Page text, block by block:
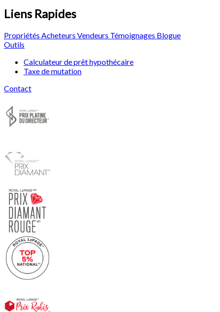
Liens Rapides
Propriétés Acheteurs Vendeurs Témoignages Blogue
Outils
Calculateur de prêt hypothécaire
Taxe de mutation
Contact